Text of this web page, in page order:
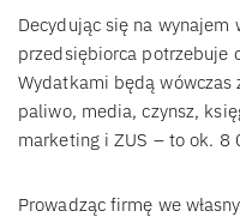
Decydując się na wynajem
przedsiębiorca potrzebuje
Wydatkami będą wówczas
paliwo, media, czynsz,
marketing i ZUS – to ok. 8
Prowadząc firmę we